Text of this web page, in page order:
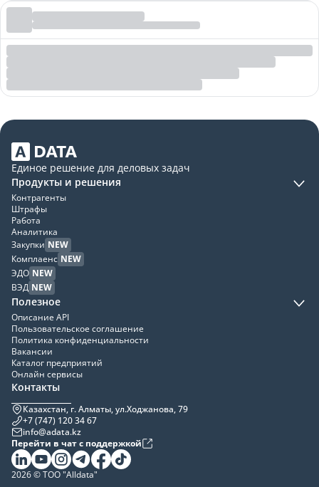
Единое решение для деловых задач
Продукты и решения
Контрагенты
Штрафы
Работа
Аналитика
Закупки NEW
Комплаенс NEW
ЭДО NEW
ВЭД NEW
Полезное
Описание API
Пользовательское соглашение
Политика конфиденциальности
Вакансии
Каталог предприятий
Онлайн сервисы
Контакты
Казахстан, г. Алматы, ул.Ходжанова, 79
+7 (747) 120 34 67
info@adata.kz
Перейти в чат с поддержкой
2026 © ТОО "Alldata"